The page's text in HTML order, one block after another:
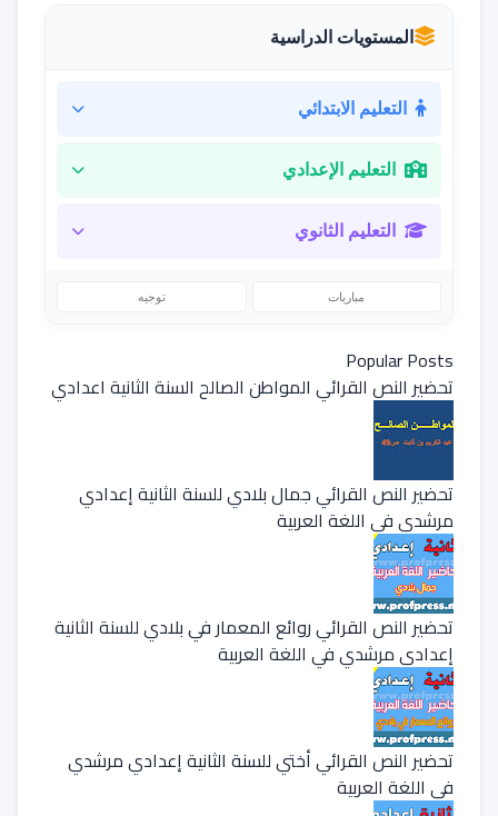
المستويات الدراسية
التعليم الابتدائي
التعليم الإعدادي
التعليم الثانوي
مباريات توجيه
Popular Posts
تحضير النص القرائي المواطن الصالح السنة الثانية اعدادي
تحضير النص القرائي جمال بلادي للسنة الثانية إعدادي
مرشدي في اللغة العربية
تحضير النص القرائي روائع المعمار في بلادي للسنة الثانية
إعدادي مرشدي في اللغة العربية
تحضير النص القرائي أختي للسنة الثانية إعدادي مرشدي
في اللغة العربية